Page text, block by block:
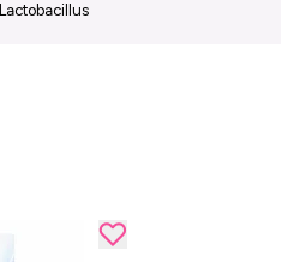
Lactobacillus